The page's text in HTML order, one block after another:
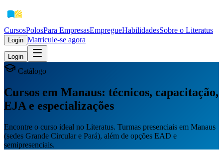
CursosPolosPara EmpresasEmpregueHabilidadesSobre o Literatus
Login Matricule-se agora
Login
Catálogo
Cursos em Manaus: técnicos, capacitação,
EJA e especializações
Encontre o curso ideal no Literatus. Turmas presenciais em Manaus
(sedes Grande Circular e Pará), além de opções EAD e
semipresenciais.